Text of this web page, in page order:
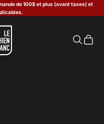
de 100$ et plus (avant taxes) et
Blanc Panier